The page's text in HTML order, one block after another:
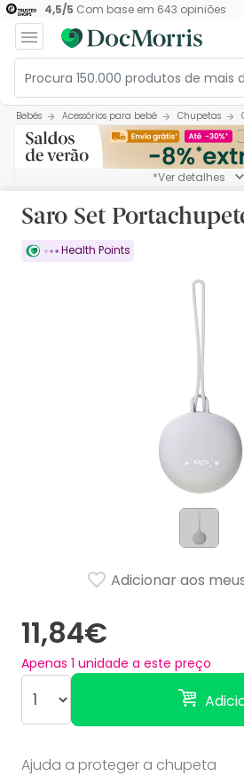
4,5/5 Com base em 643 opiniões
Bebés Acessórios para bebé Chupetas
*Ver detalhes
Saro Set
Health Points
11,84€
Apenas 1 unidade a este preço
Adicionar aos
Ajuda a proteger a chupeta